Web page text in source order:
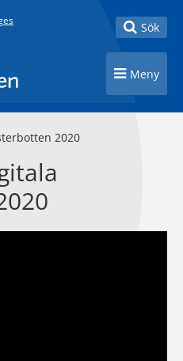
Toggle
Sök
Toggle
Meny
2020